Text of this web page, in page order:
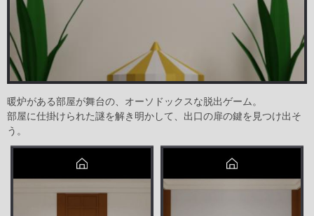
暖炉がある部屋が舞台の、オーソドックスな脱出ゲーム。
部屋に仕掛けられた謎を解き明かして、出口の扉の鍵を見つけ出そ
う。